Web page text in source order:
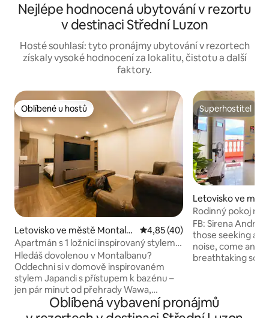
Nejlépe hodnocená ubytování v rezortu
v destinaci Střední Luzon
Hosté souhlasí: tyto pronájmy ubytování v rezortech
získaly vysoké hodnocení za lokalitu, čistotu a další
faktory.
Oblíbené u hostů
Oblíbené u hostů
Letovisko ve městě Montalb
an
Průměrné hodnocení 4,85 z 5,
4,85 (40)
Apartmán s 1 ložnicí inspirovaný stylem
Japandi s bazénem a basketbalovým
hřištěm
Hledáš dovolenou v Montalbanu?
Oddechni si v domově inspirovaném
stylem Japandi s přístupem k bazénu –
jen pár minut od přehrady Wawa,
jeskyně Pamitinan a zoologické zahrady
Avilon. Tento luxusní pokoj nabízí
Superhostitel
Superhostitel
Letovisko ve
Rodinný pokoj na
moře a hory!
FB: Sirena Andra Beach Resort 📍 For
those seeking a
noise, come and
breathtaking
Karaoke, WiFi, a
boat for fishing or
Oblíbená vybavení pronájmů